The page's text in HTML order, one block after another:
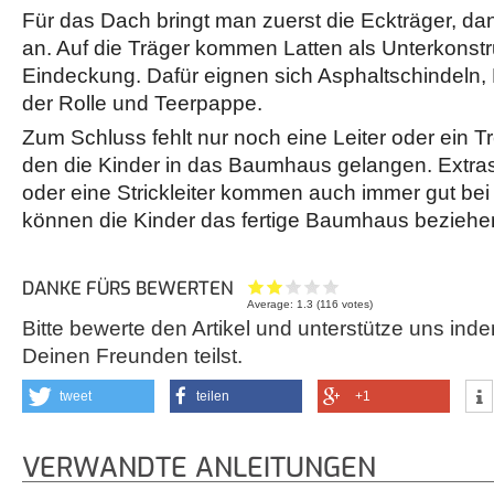
Für das Dach bringt man zuerst die Eckträger,
an. Auf die Träger kommen Latten als
Eindeckung. Dafür eignen sich
der Rolle und Teerpappe.
Zum Schluss fehlt nur noch eine Leiter oder ein
den die Kinder in das Baumhaus gelangen.
oder eine Strickleiter kommen auch immer gut
können die Kinder das fertige Baumhaus
DANKE FÜRS BEWERTEN
Average:1.3 (116 votes)
Bitte bewerte den Artikel und unterstütze uns
Deinen Freunden teilst.
tweet teilen +1
VERWANDTE ANLEITUNGEN